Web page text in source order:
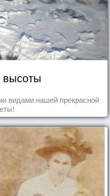
высоты
видами нашей прекрасной